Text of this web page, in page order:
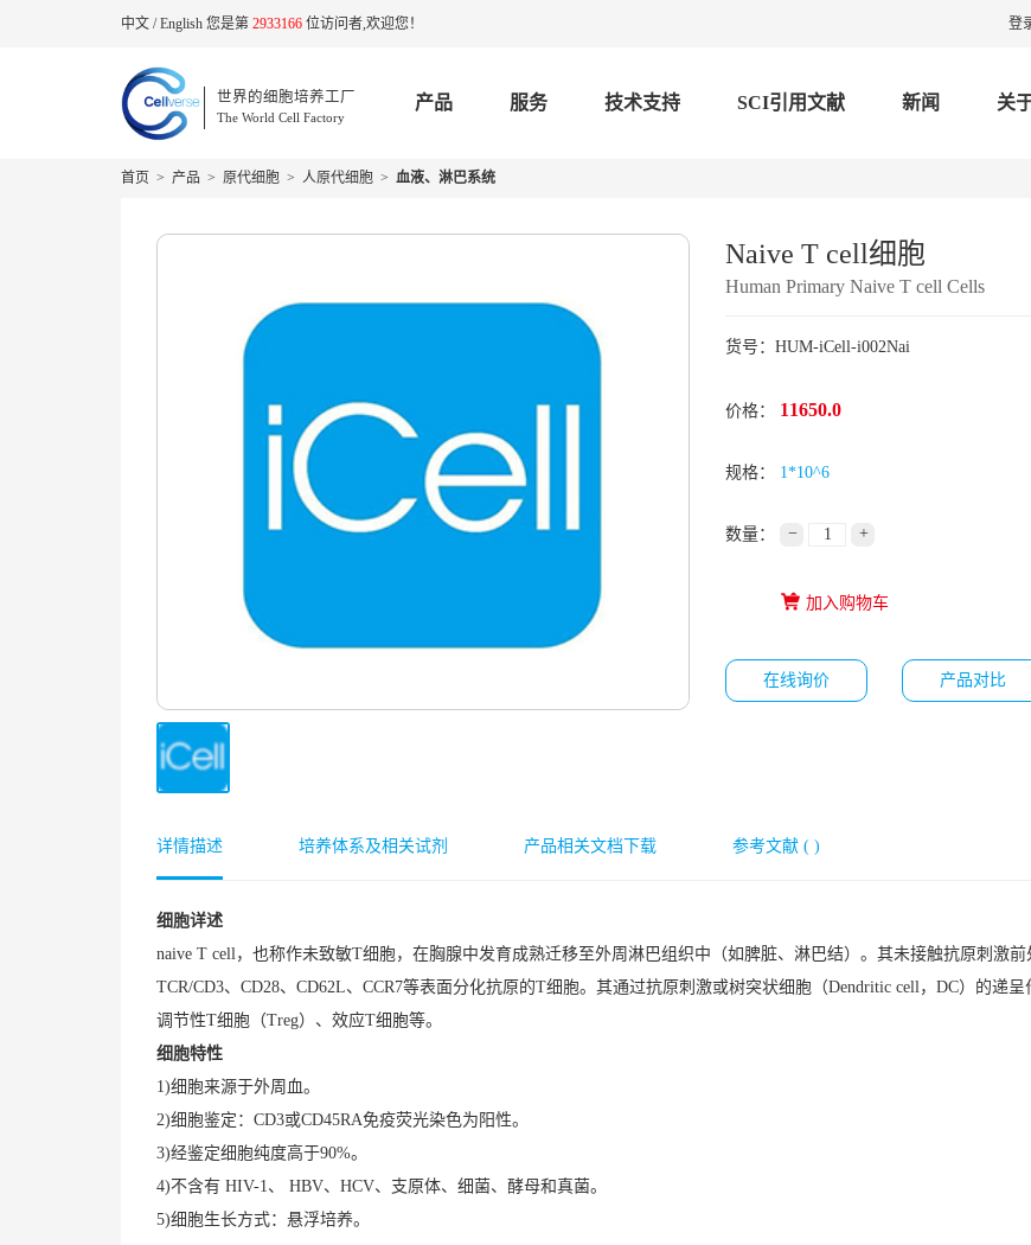
中文 /English 您是第 2933166 位访问者,欢迎您！ 登
世界的细胞培养工厂
The World Cell Factory
产品 服务 技术支持 SCI引用文献 新闻 关
首页 > 产品 > 原代细胞 > 人原代细胞 > 血液、淋巴系统
Naive T cell细胞
Human Primary Naive T cell Cells
货号：HUM-iCell-i002Nai
价格： 11650.0
规格： 1*10^6
数量： − +
加入购物车
在线询价 产品对比
详情描述 培养体系及相关试剂 产品相关文档下载 参考文献 ( )
细胞详述
naive T cell，也称作未致敏T细胞，在胸腺中发育成熟迁移至外周淋巴组织中（如脾脏、淋巴结）。其未接触抗原刺激
TCR/CD3、CD28、CD62L、CCR7等表面分化抗原的T细胞。其通过抗原刺激或树突状细胞（Dendritic cell，DC）的递
调节性T细胞（Treg）、效应T细胞等。
细胞特性
1)细胞来源于外周血。
2)细胞鉴定：CD3或CD45RA免疫荧光染色为阳性。
3)经鉴定细胞纯度高于90%。
4)不含有 HIV-1、 HBV、HCV、支原体、细菌、酵母和真菌。
5)细胞生长方式：悬浮培养。